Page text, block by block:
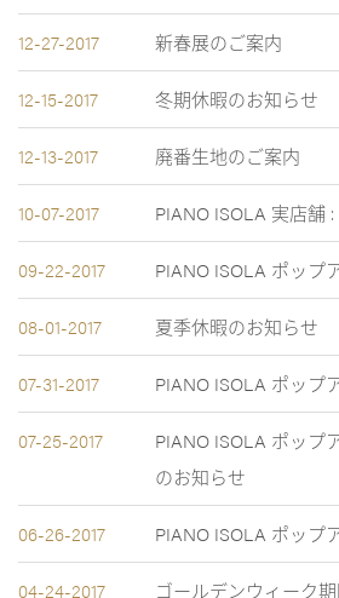
12-27-2017 新春展のご案内
12-15-2017 冬期休暇のお知らせ
12-13-2017 廃番生地のご案内
10-07-2017 PIANO ISOLA 実店舗
09-22-2017 PIANO ISOLA ポップ
08-01-2017 夏季休暇のお知らせ
07-31-2017 PIANO ISOLA ポップ
07-25-2017
PIANO ISOLA ポップ
のお知らせ
06-26-2017 PIANO ISOLA ポップ
04-24-2017 ゴールデンウィーク